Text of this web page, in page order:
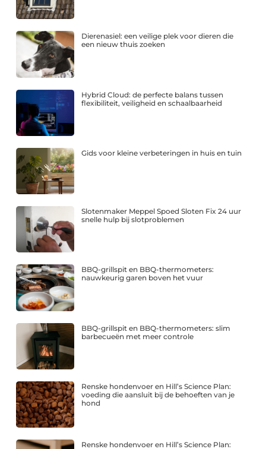
Dierenasiel: een veilige plek voor dieren die
een nieuw thuis zoeken
Hybrid Cloud: de perfecte balans tussen
flexibiliteit, veiligheid en schaalbaarheid
Gids voor kleine verbeteringen in huis en tuin
Slotenmaker Meppel Spoed Sloten Fix 24 uur
snelle hulp bij slotproblemen
BBQ-grillspit en BBQ-thermometers:
nauwkeurig garen boven het vuur
BBQ-grillspit en BBQ-thermometers: slim
barbecueën met meer controle
Renske hondenvoer en Hill’s Science Plan:
voeding die aansluit bij de behoeften van je
hond
Renske hondenvoer en Hill’s Science Plan: